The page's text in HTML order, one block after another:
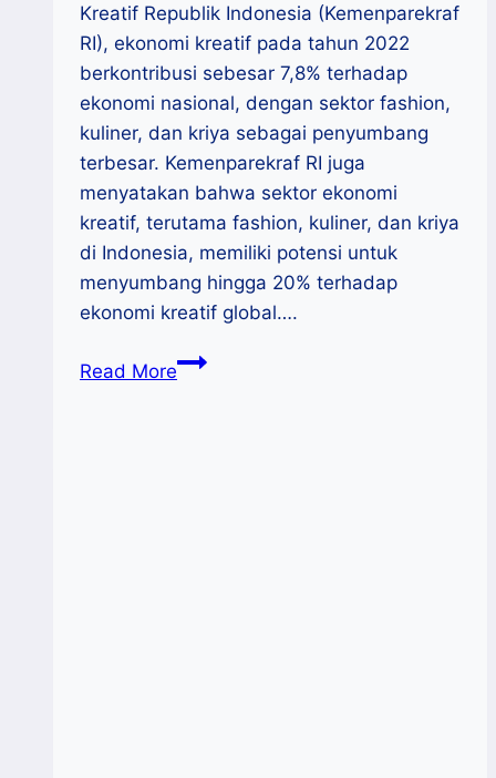
Kreatif Republik Indonesia (Kemenparekraf
RI), ekonomi kreatif pada tahun 2022
berkontribusi sebesar 7,8% terhadap
ekonomi nasional, dengan sektor fashion,
kuliner, dan kriya sebagai penyumbang
terbesar. Kemenparekraf RI juga
menyatakan bahwa sektor ekonomi
kreatif, terutama fashion, kuliner, dan kriya
di Indonesia, memiliki potensi untuk
menyumbang hingga 20% terhadap
ekonomi kreatif global….
Read MoreTokopedia